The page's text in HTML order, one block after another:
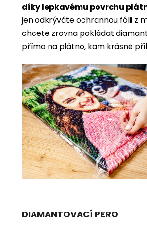
díky lepkavému povrchu
jen odkrýváte ochrannou fólii z
chcete zrovna pokládat
přímo na plátno, kam krásně
DIAMANTOVACÍ PERO